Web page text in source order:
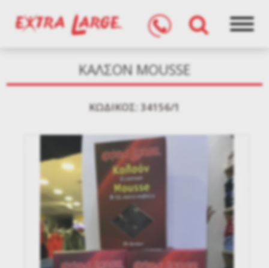
ΚΑΛΣΟΝ MOUSSE
KΩΔΙΚΌΣ: 34156/1